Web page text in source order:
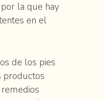
la que hay
en el
de los pies
productos